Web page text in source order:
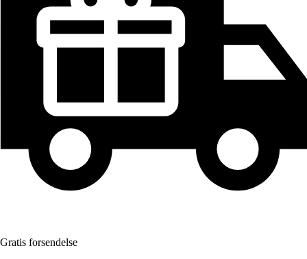
Gratis forsendelse